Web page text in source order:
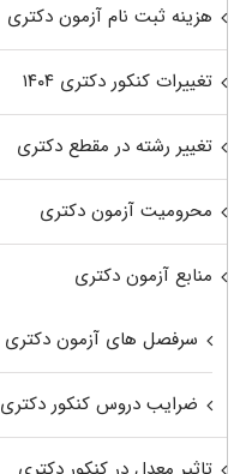
هزینه ثبت نام آزمون دکتری
تغییرات کنکور دکتری ۱۴۰۴
تغییر رشته در مقطع دکتری
محرومیت آزمون دکتری
منابع آزمون دکتری
سرفصل های آزمون دکتری
ضرایب دروس کنکور دکتری